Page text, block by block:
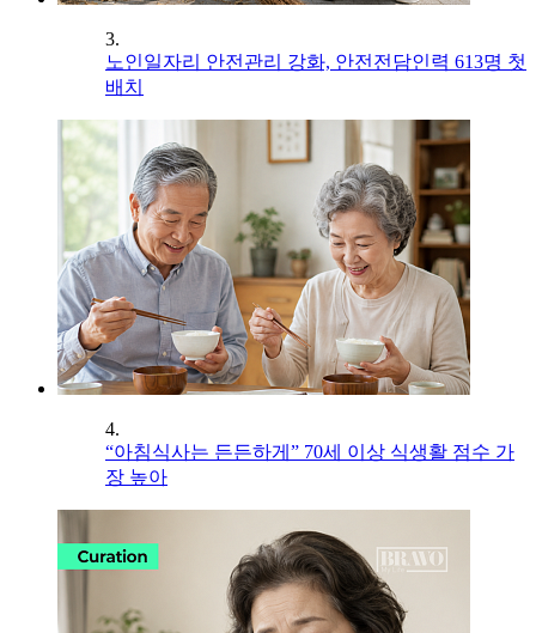
3.
노인일자리 안전관리 강화, 안전전담인력 613명 첫
배치
4.
“아침식사는 든든하게” 70세 이상 식생활 점수 가
장 높아